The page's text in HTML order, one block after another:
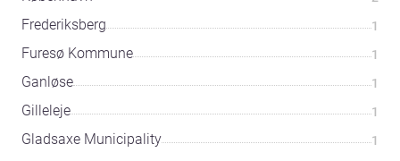
Frederiksberg 1
Furesø Kommune 1
Ganløse 1
Gilleleje 1
Gladsaxe Municipality 1